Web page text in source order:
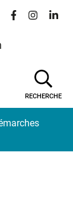
Lien vers le
Lien vers
Lien
RECHERCHE